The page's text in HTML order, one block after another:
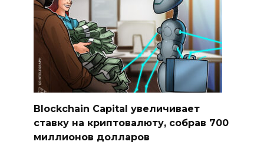
Blockchain Capital увеличивает
ставку на криптовалюту, собрав 700
миллионов долларов